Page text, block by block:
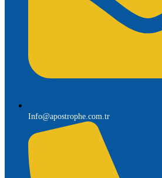
Info@apostrophe.com.tr